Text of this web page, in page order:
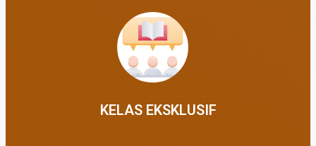
KELAS EKSKLUSIF​